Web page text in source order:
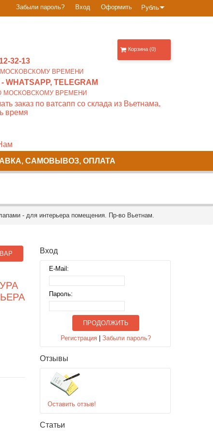
Рубль
Забыли пароль? Вход Оформить
32-13
МОСКОВСКОМУ ВРЕМЕНИ
- WHATSAPP, TELEGRAM
МОСКОВСКОМУ ВРЕМЕНИ
заказ по ватсапп со склада из Вьетнама,
время
Корзина (0)
САМОВЫВОЗ, ОПЛАТА
- для интерьера помещения. Пр-во Вьетнам.
Вход
E-Mail:
Пароль:
ПРОДОЛЖИТЬ
Регистрация |Забыли пароль?
Отзывы
Оставить отзыв!
Статьи